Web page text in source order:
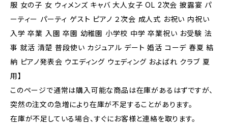
服 女の子 女 ウィメンズ キャバ 大人女子 OL 2次会 披露宴 パ
ーティー パーティ ゲスト ピアノ ２次会 成人式 お祝い 内祝い
入学 卒業 入園 卒園 幼稚園 小学校 中学 卒業祝い お受験 法
事 就活 清楚 普段使い カジュアル デート 婚活 コーデ 春夏 結
納 ピアノ発表会 ウエディング ウェディング およばれ クラブ 夏
用】
このページで通常は購入可能な商品は在庫があるはずですが、
突然の注文の急増により在庫が不足することがあります。
在庫が不足している場合、すぐにお客様と連絡を取ります。